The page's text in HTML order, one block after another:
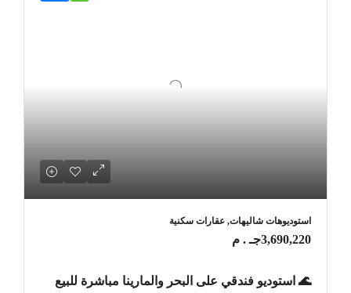
استوديوهات شاليهات, عقارات سكنية
3,690,220جـ . م
🌊 استوديو فندقي على البحر والمارينا مباشرة للبيع